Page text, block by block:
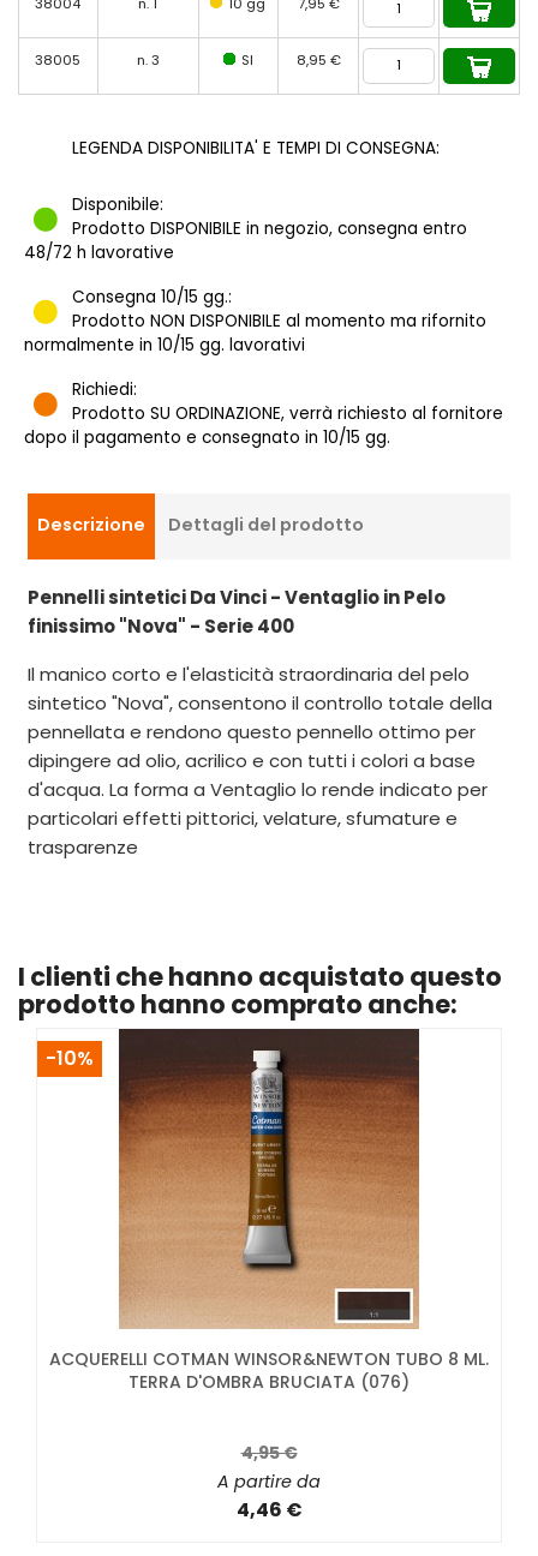
38005 n. 3 SI 8,95 €
LEGENDA DISPONIBILITA' E TEMPI DI CONSEGNA:
Disponibile:
Prodotto DISPONIBILE in negozio, consegna entro
48/72 h lavorative
Consegna 10/15 gg.:
Prodotto NON DISPONIBILE al momento ma rifornito
normalmente in 10/15 gg. lavorativi
Richiedi:
Prodotto SU ORDINAZIONE, verrà richiesto al fornitore
dopo il pagamento e consegnato in 10/15 gg.
Descrizione Dettagli del prodotto
Pennelli sintetici Da Vinci - Ventaglio in Pelo
finissimo "Nova" - Serie 400
Il manico corto e l'elasticità straordinaria del pelo
sintetico "Nova", consentono il controllo totale della
pennellata e rendono questo pennello ottimo per
dipingere ad olio, acrilico e con tutti i colori a base
d'acqua. La forma a Ventaglio lo rende indicato per
particolari effetti pittorici, velature, sfumature e
trasparenze
I clienti che hanno acquistato questo
prodotto hanno comprato anche:
ACQUERELLI COTMAN WINSOR&NEWTON TUBO 8 ML.
TERRA D'OMBRA BRUCIATA (076)
4,95 €
A partire da
4,46 €
-10%